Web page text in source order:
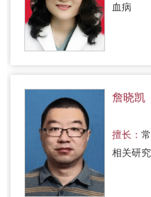
血病
詹晓凯
擅长：
相关研究